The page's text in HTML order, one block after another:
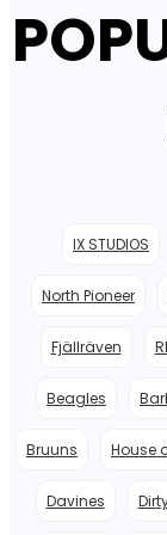
IX STUDIOS
North Pioneer
Fjällräven
Beagles
Bruuns House
Davines